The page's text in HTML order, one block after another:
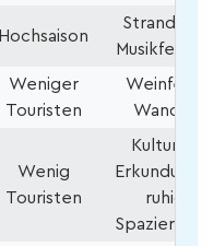
Hochsaison
Weniger
Touristen
Weinfeste,
Wandern
Wenig
Touristen
Kulturelle
ruhige